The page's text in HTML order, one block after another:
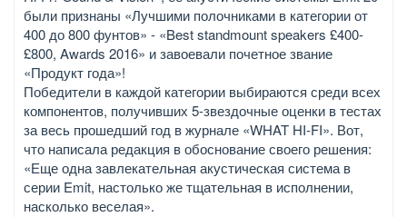
были признаны «Лучшими полочниками в категории от
400 до 800 фунтов» - «Best standmount speakers £400-
£800, Awards 2016» и завоевали почетное звание
«Продукт года»!
Победители в каждой категории выбираются среди всех
компонентов, получивших 5-звездочные оценки в тестах
за весь прошедший год в журнале «WHAT HI-FI». Вот,
что написала редакция в обоснование своего решения:
«Еще одна завлекательная акустическая система в
серии Emit, настолько же тщательная в исполнении,
насколько веселая».